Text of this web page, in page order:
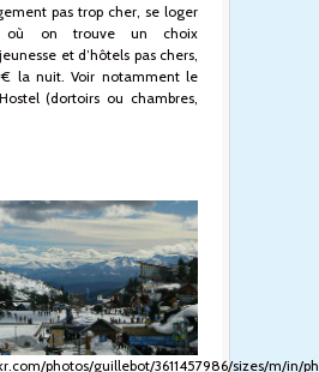
pas trop cher, se loger
où on trouve un choix
et d’hôtels pas chers,
la nuit. Voir notamment le
(dortoirs ou chambres,
photos/guillebot/3611457986/sizes/m/in/